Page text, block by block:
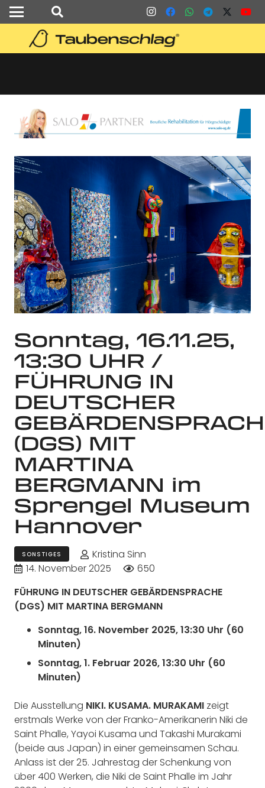
Sonntag, 16.11.25,
13:30 UHR /
FÜHRUNG IN
DEUTSCHER
(DGS) MIT
MARTINA
BERGMANN im
Sprengel Museum
Hannover
SONSTIGES
Kristina Sinn
14. November 2025
650
FÜHRUNG IN DEUTSCHER GEBÄRDENSPRACHE
(DGS) MIT MARTINA BERGMANN
Sonntag, 16. November 2025, 13:30 Uhr (60
Minuten)
Sonntag, 1. Februar 2026, 13:30 Uhr (60
Minuten)
Die Ausstellung NIKI. KUSAMA. MURAKAMI zeigt
erstmals Werke von der Franko-Amerikanerin Niki de
Saint Phalle, Yayoi Kusama und Takashi Murakami
(beide aus Japan) in einer gemeinsamen Schau.
Anlass ist der 25. Jahrestag der Schenkung von
über 400 Werken, die Niki de Saint Phalle im Jahr